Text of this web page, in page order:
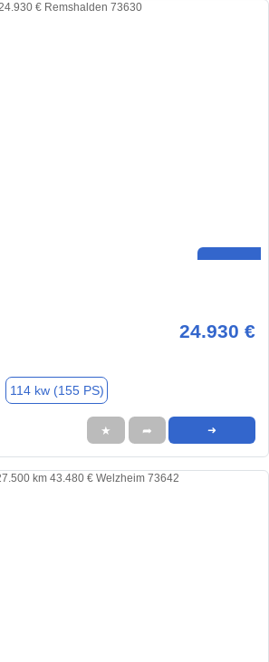
24.930 €
114 kw (155 PS)
★ ➦ ➜